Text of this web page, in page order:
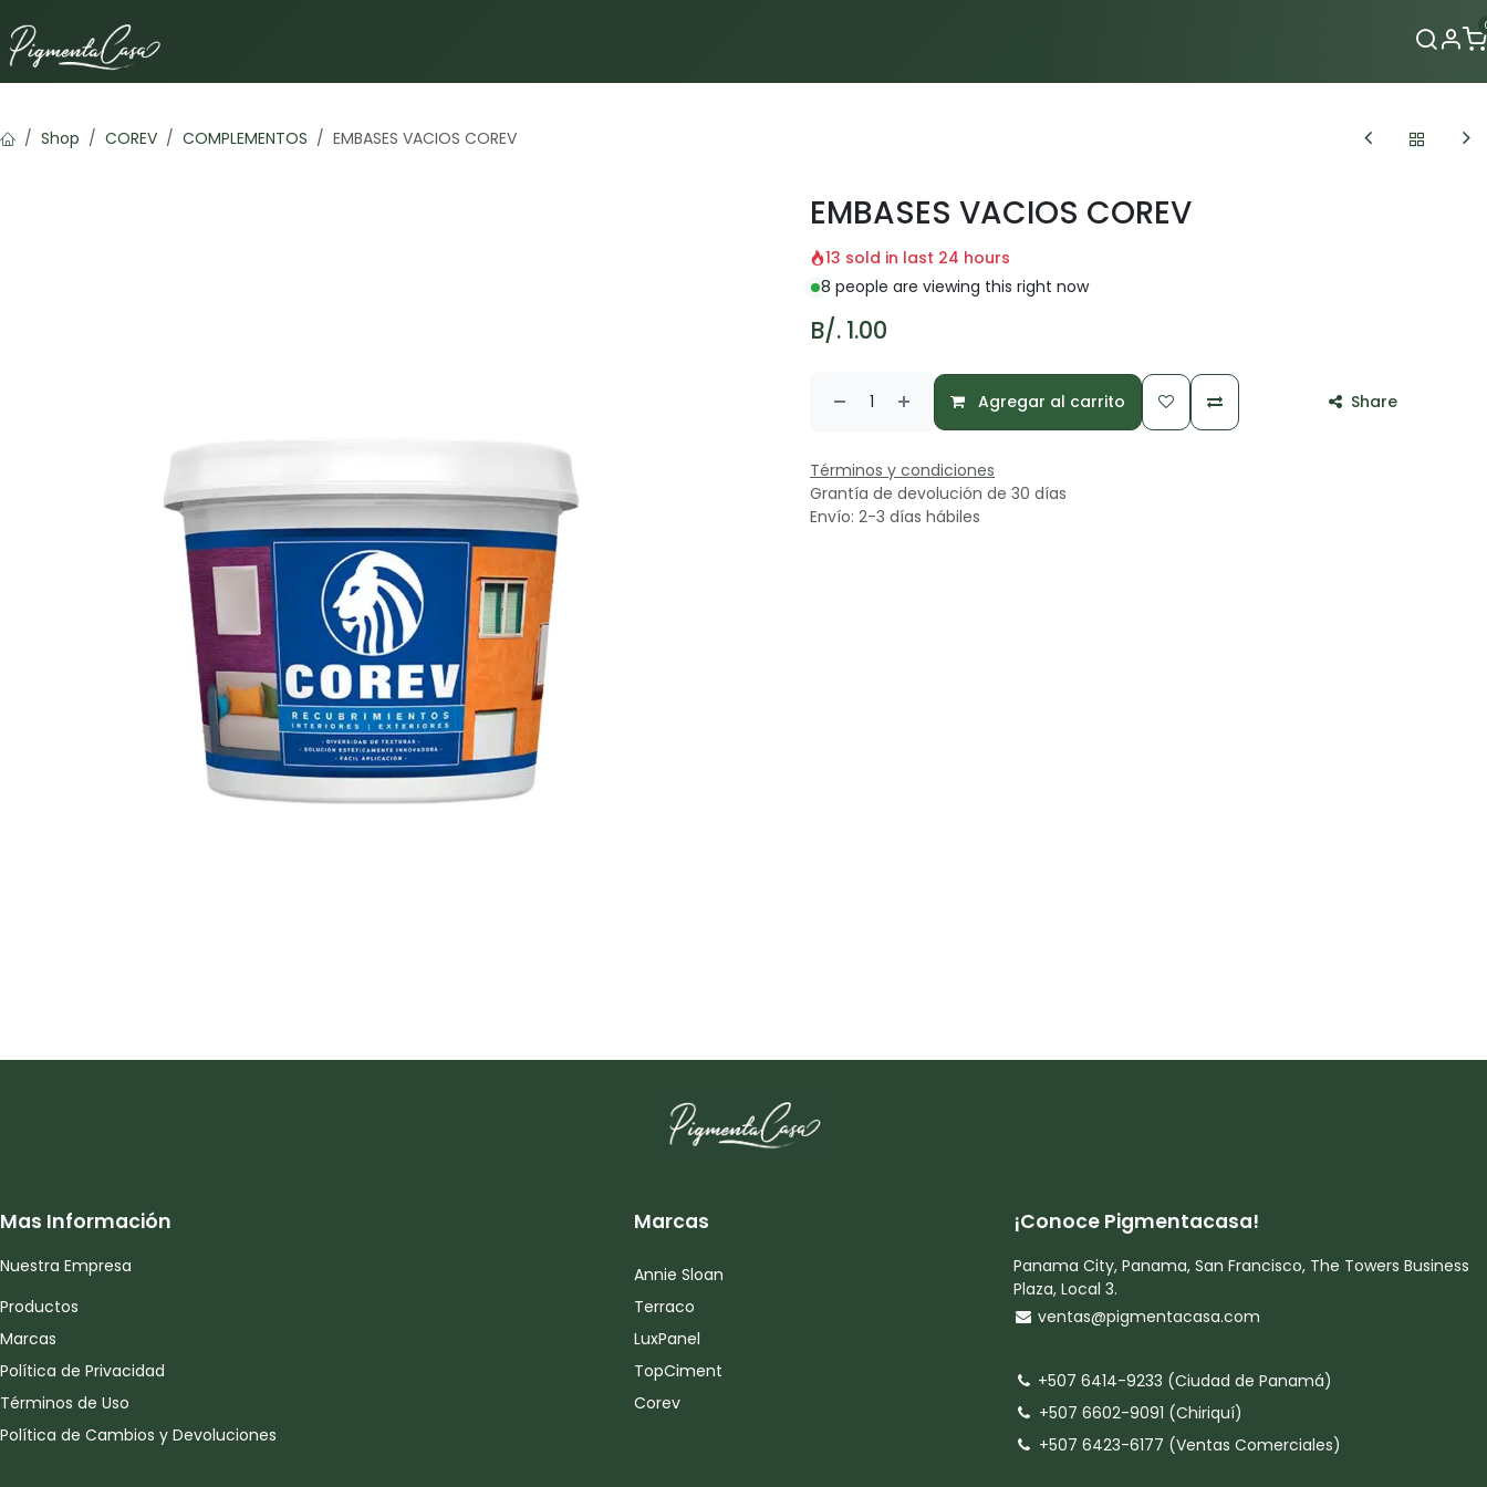
Shop COREV COMPLEMENTOS EMBASES VACIOS COREV
EMBASES VACIOS COREV
13 sold in last 24 hours
8 people are viewing this right now
B/. 1.00
Agregar al carrito Share
Términos y condiciones
Grantía de devolución de 30 días
Envío: 2-3 días hábiles
Mas Información
Nuestra Empresa
Productos
Marcas
Política de Privacidad
Términos de Uso
Política de Cambios y Devoluciones
Marcas
Annie Sloan
Terraco
LuxPanel
TopCiment
Corev
¡Conoce Pigmentacasa!
Panama City, Panama, San Francisco, The Towers Business
Plaza, Local 3.
ventas@pigmentacasa.com
+507 6414-9233 (Ciudad de Panamá)
+507 6602-9091 (Chiriquí)
+507 6423-6177 (Ventas Comerciales)